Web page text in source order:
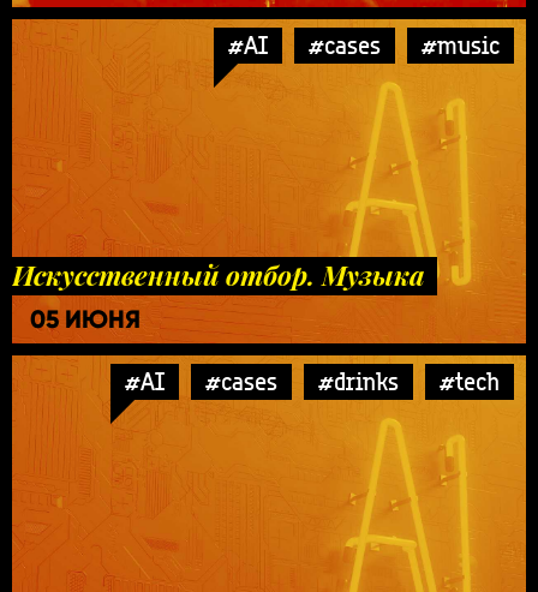
#AI #cases #music
Искусственный отбор. Музыка
05 ИЮНЯ
#AI #cases #drinks #tech